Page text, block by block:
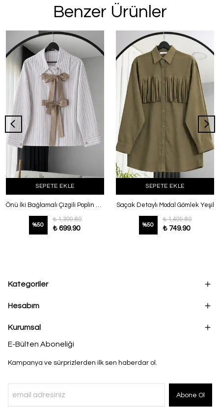
Benzer Ürünler
SEPETE EKLE
Önü İki Bağlamalı Çizgili Poplin Gömlek Ekru Bej
%50
₺ 1,399.80
₺ 699.90
SEPETE EKLE
Saçak Detaylı Modal Gömlek Yeşil
%50
₺ 1,499.80
₺ 749.90
Kategoriler
Hesabım
Kurumsal
E-Bülten Aboneliği
Kampanya ve sürprizlerden ilk sen haberdar ol.
Abone Ol